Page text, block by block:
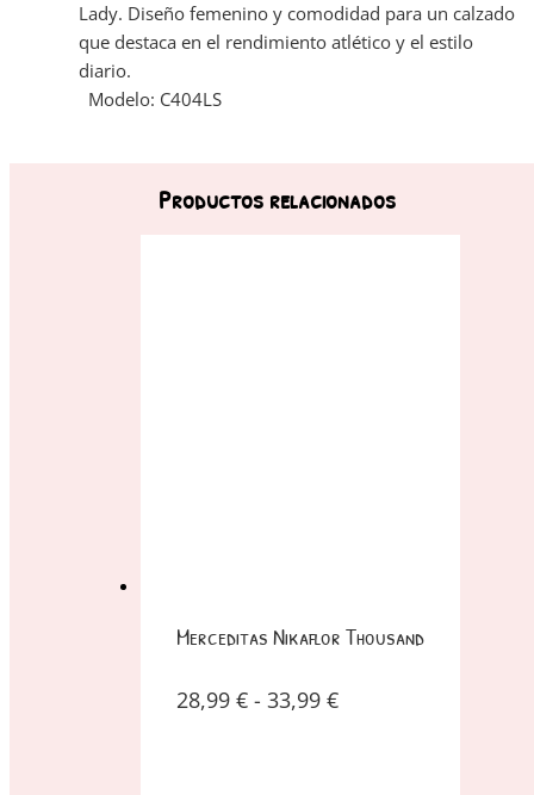
Lady. Diseño femenino y comodidad para un calzado
que destaca en el rendimiento atlético y el estilo
diario.
Modelo: C404LS
Productos relacionados
Merceditas Nikaflor Thousand
28,99 € - 33,99 €